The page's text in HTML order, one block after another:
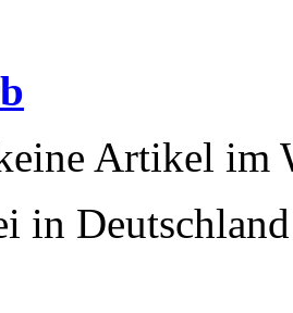
Artikel im
in